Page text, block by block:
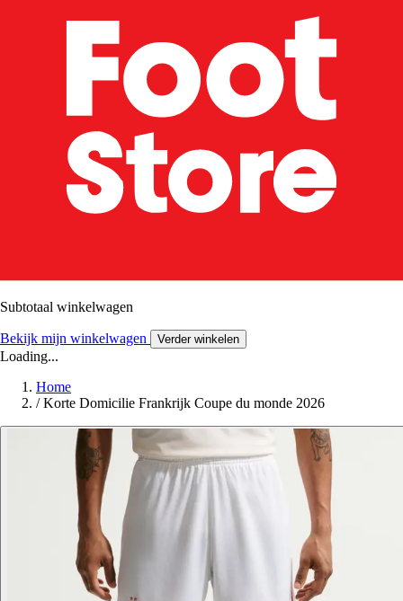
Subtotaal winkelwagen
Bekijk mijn winkelwagen Verder winkelen
Loading...
Home
/ Korte Domicilie Frankrijk Coupe du monde 2026